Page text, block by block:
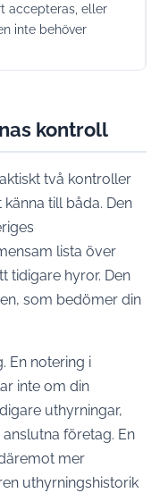
accepteras, eller
inte behöver
kontroll
två kontroller
till båda. Den
lista över
tidigare hyror. Den
som bedömer din
En notering i
inte om din
uthyrningar,
företag. En
mer
uthyrningshistorik